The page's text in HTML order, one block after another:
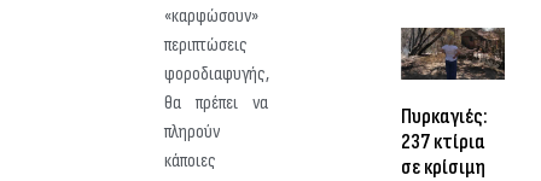
«καρφώσουν»
περιπτώσεις
φοροδιαφυγής,
θα πρέπει να
πληρούν
κάποιες
Πυρκαγιές:
237 κτίρια
σε κρίσιμη